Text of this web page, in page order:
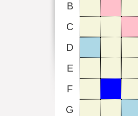
B
C
D
E
F
G